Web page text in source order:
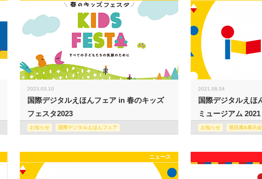
2023.03.10
国際デジタルえほんフェア in 春のキッズ
フェスタ2023
お知らせ 国際デジタルえほんフェア
2021.08.04
国際デジタルえほ
ミュージアム 2021
お知らせ 巡回展&展示会
ニュース